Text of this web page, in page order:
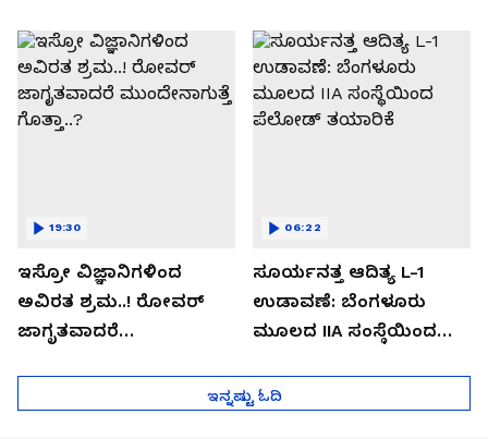
ಇಸ್ರೋ ವಿಜ್ಞಾನಿಗಳಿಂದ
ಅವಿರತ ಶ್ರಮ..! ರೋವರ್
ಜಾಗೃತವಾದರೆ
19:30
ಸೂರ್ಯನತ್ತ ಆದಿತ್ಯ L-1
ಉಡಾವಣೆ: ಬೆಂಗಳೂರು
ಮೂಲದ IIA ಸಂಸ್ಥೆಯಿಂದ
06:22
ಇನ್ನಷ್ಟು ಓದಿ